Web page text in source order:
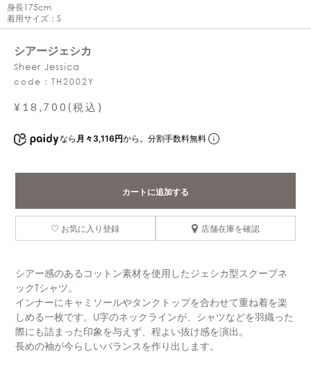
身長175cm
着用サイズ：S
シアージェシカ
Sheer Jessica
code：TH2002Y
¥18,700(税込)
なら 月々3,116円から。分割手数料無料
カートに追加する
お気に入り登録 店舗在庫を確認
シアー感のあるコットン素材を使用したジェシカ型スクープネ
ックTシャツ。
インナーにキャミソールやタンクトップを合わせて重ね着を楽
しめる一枚です。U字のネックラインが、シャツなどを羽織った
際にも詰まった印象を与えず、程よい抜け感を演出。
長めの袖が今らしいバランスを作り出します。